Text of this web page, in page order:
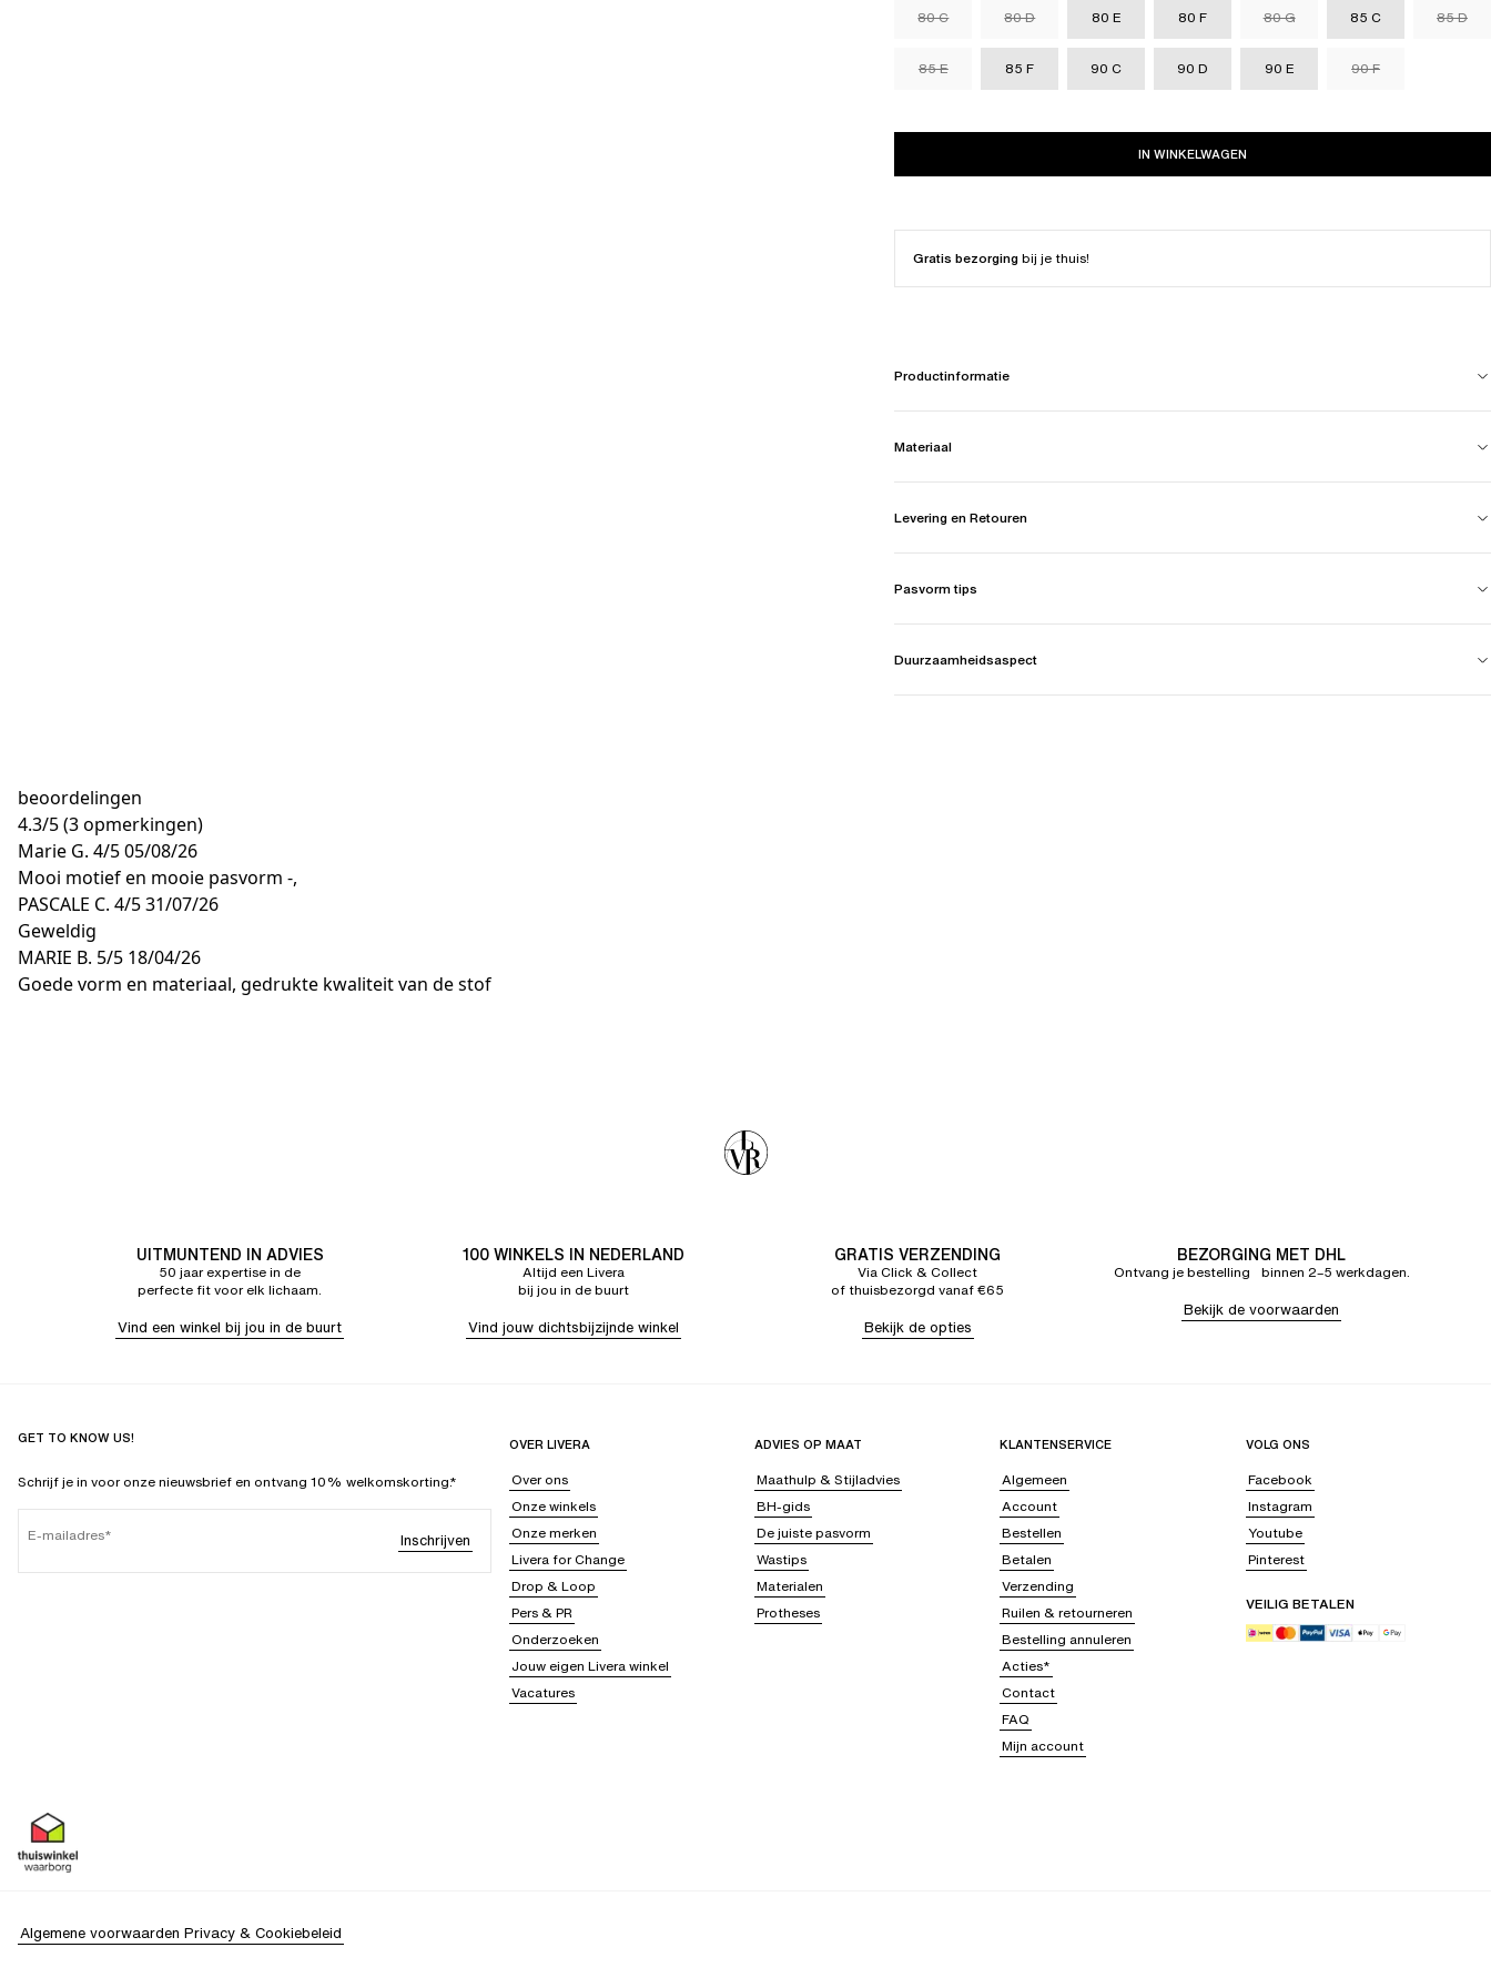
80 C 80 D 80 E 80 F 80 G 85 C 85 D
85 E 85 F 90 C 90 D 90 E 90 F
IN WINKELWAGEN
Gratis bezorgingbij je thuis!
Productinformatie
Materiaal
Levering en Retouren
Pasvorm tips
Duurzaamheidsaspect
beoordelingen
4.3/5(3 opmerkingen)
Marie G. 4/505/08/26
Mooi motief en mooie pasvorm -,
PASCALE C. 4/531/07/26
Geweldig
MARIE B. 5/5 18/04/26
Goede vorm en materiaal, gedrukte kwaliteit van de stof
UITMUNTEND IN ADVIES
50 jaar expertise in de
perfecte fit voor elk lichaam.
Vind een winkel bij jou in de buurt
100 WINKELS IN NEDERLAND
Altijd een Livera
bij jou in de buurt
Vind jouw dichtsbijzijnde winkel
GRATIS VERZENDING
Via Click & Collect
of thuisbezorgd vanaf €65
Bekijk de opties
BEZORGING MET DHL
Ontvang je bestelling binnen 2–5 werkdagen.
Bekijk de voorwaarden
GET TO KNOW US!
Schrijf je in voor onze nieuwsbrief en ontvang 10% welkomskorting.*
E-mailadres Inschrijven
OVER LIVERA
Over ons
Onze winkels
Onze merken
Livera for Change
Drop & Loop
Pers & PR
Onderzoeken
Jouw eigen Livera winkel
Vacatures
ADVIES OP MAAT
Maathulp & Stijladvies
BH-gids
De juiste pasvorm
Wastips
Materialen
Protheses
KLANTENSERVICE
Algemeen
Account
Bestellen
Betalen
Verzending
Ruilen & retourneren
Bestelling annuleren
Acties*
Contact
FAQ
Mijn account
VOLG ONS
Facebook
Instagram
Youtube
Pinterest
VEILIG BETALEN
Algemene voorwaarden Privacy & Cookiebeleid